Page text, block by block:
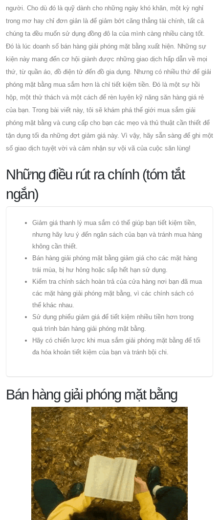
người. Cho dù đó là quỹ dành cho những ngày khó khăn, một kỳ nghỉ
trong mơ hay chỉ đơn giản là để giảm bớt căng thẳng tài chính, tất cả
chúng ta đều muốn sử dụng đồng đô la của mình càng nhiều càng tốt.
Đó là lúc doanh số bán hàng giải phóng mặt bằng xuất hiện. Những sự
kiện này mang đến cơ hội giành được những giao dịch hấp dẫn về mọi
thứ, từ quần áo, đồ điện tử đến đồ gia dụng. Nhưng có nhiều thứ để giải
phóng mặt bằng mua sắm hơn là chỉ tiết kiệm tiền. Đó là một sự hồi
hộp, một thử thách và một cách để rèn luyện kỹ năng săn hàng giá rẻ
của bạn. Trong bài viết này, tôi sẽ khám phá thế giới mua sắm giải
phóng mặt bằng và cung cấp cho bạn các mẹo và thủ thuật cần thiết để
tận dụng tối đa những đợt giảm giá này. Vì vậy, hãy sẵn sàng để ghi một
số giao dịch tuyệt vời và cảm nhận sự vội vã của cuộc săn lùng!
Những điều rút ra chính (tóm tắt
ngắn)
Giảm giá thanh lý mua sắm có thể giúp bạn tiết kiệm tiền,
nhưng hãy lưu ý đến ngân sách của bạn và tránh mua hàng
không cần thiết.
Bán hàng giải phóng mặt bằng giảm giá cho các mặt hàng
trái mùa, bị hư hỏng hoặc sắp hết hạn sử dụng.
Kiểm tra chính sách hoàn trả của cửa hàng nơi bạn đã mua
các mặt hàng giải phóng mặt bằng, vì các chính sách có
thể khác nhau.
Sử dụng phiếu giảm giá để tiết kiệm nhiều tiền hơn trong
quá trình bán hàng giải phóng mặt bằng.
Hãy có chiến lược khi mua sắm giải phóng mặt bằng để tối
đa hóa khoản tiết kiệm của bạn và tránh bội chi.
Bán hàng giải phóng mặt bằng